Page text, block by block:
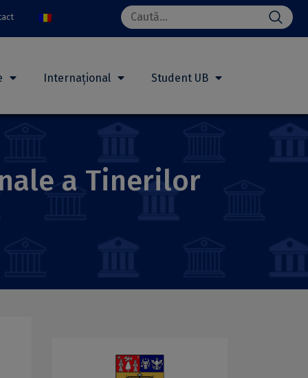
Search
for:
Internațional Student UB
a Tinerilor